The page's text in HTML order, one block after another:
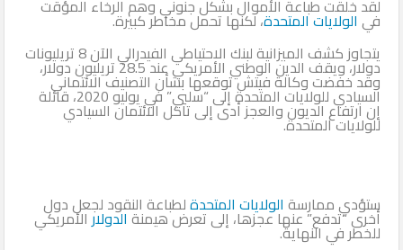
لقد خلقت طباعة الأموال بشكل جنوني وهم الرخاء المؤقت
في الولايات المتحدة، لكنها تحمل مخاطر كبيرة.
يتجاوز كشف الميزانية لبنك الاحتياطي الفيدرالي الآن 8 تريليونات
دولار، ويقف الدين الوطني الأمريكي عند 28.5 تريليون دولار،
وقد خفضت وكالة فيتش توقعها بشأن التصنيف الائتماني
السيادي للولايات المتحدة إلى “سلبي” في يوليو 2020، قائلة
إن ارتفاع الديون والعجز أدى إلى تآكل الائتمان السيادي
للولايات المتحدة.
ستؤدي ممارسة الولايات المتحدةلطباعة النقود لجعل دول
أخرى “تدفع” عنها عجزها، إلى تعرض هيمنةالدولارالأمريكي
للخطر في النهاية.